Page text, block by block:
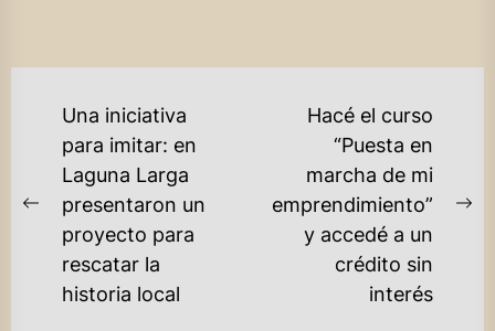
NAVEGACIÓN
ENTRADAS
Previous
post:
Una iniciativa
para imitar: en
Laguna Larga
presentaron un
proyecto para
rescatar la
historia local
Hacé el curso
“Puesta en
marcha de mi
emprendimiento”
y accedé a un
crédito sin
interés